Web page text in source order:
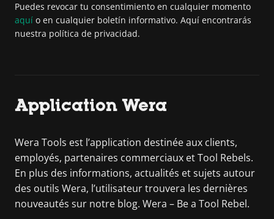
Puedes revocar tu consentimiento en cualquier momento
aquí o en cualquier boletín informativo. Aquí encontrarás
nuestra política de privacidad.
Application Wera
Wera Tools est l’application destinée aux clients,
employés, partenaires commerciaux et Tool Rebels.
En plus des informations, actualités et sujets autour
des outils Wera, l’utilisateur trouvera les dernières
nouveautés sur notre blog. Wera – Be a Tool Rebel.